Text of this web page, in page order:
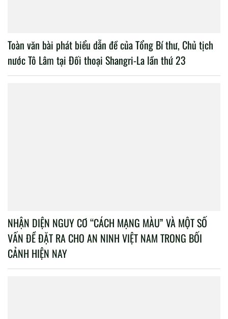
Toàn văn bài phát biểu dẫn đề của Tổng Bí thư, Chủ tịch
nước Tô Lâm tại Đối thoại Shangri-La lần thứ 23
NHẬN DIỆN NGUY CƠ “CÁCH MẠNG MÀU” VÀ MỘT SỐ
VẤN ĐỀ ĐẶT RA CHO AN NINH VIỆT NAM TRONG BỐI
CẢNH HIỆN NAY